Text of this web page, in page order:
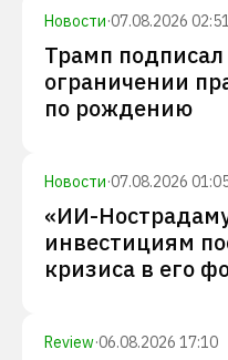
Новости·07.08.2026 02:51
Трамп
ограничении
по рождению
Новости·07.08.2026
«ИИ-
инвестициям
кризиса в его
Review·06.08.2026 17:10